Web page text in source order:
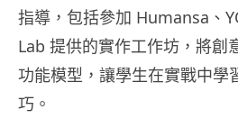
指導，包括參加 Humansa、
Lab 提供的實作工作坊，將創
功能模型，讓學生在實戰中學
巧。